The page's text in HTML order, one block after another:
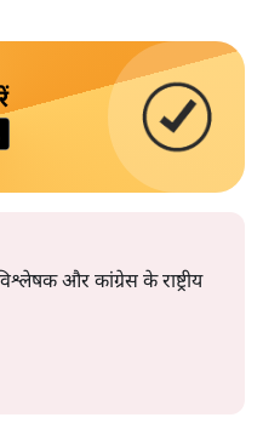
और कांग्रेस के राष्ट्रीय